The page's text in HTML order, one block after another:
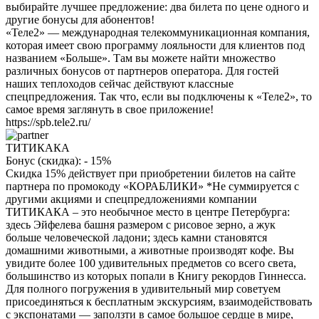
выбирайте лучшее предложение: два билета по цене одного и
другие бонусы для абонентов!
«Теле2» — международная телекоммуникационная компания,
которая имеет свою программу лояльности для клиентов под
названием «Больше». Там вы можете найти множество
различных бонусов от партнеров оператора. Для гостей
наших теплоходов сейчас действуют классные
спецпредложения. Так что, если вы подключены к «Теле2», то
самое время заглянуть в свое приложение!
https://spb.tele2.ru/
ТИТИКАКА
Бонус (скидка): - 15%
Скидка 15% действует при приобретении билетов на сайте
партнера по промокоду «КОРАБЛИКИ» *Не суммируется с
другими акциями и спецпредложениями компании
ТИТИКАКА – это необычное место в центре Петербурга:
здесь Эйфелева башня размером с рисовое зерно, а жук
больше человеческой ладони; здесь камни становятся
домашними животными, а животные производят кофе. Вы
увидите более 100 удивительных предметов со всего света,
большинство из которых попали в Книгу рекордов Гиннесса.
Для полного погружения в удивительный мир советуем
присоединяться к бесплатным экскурсиям, взаимодействовать
с экспонатами — заползти в самое большое сердце в мире,